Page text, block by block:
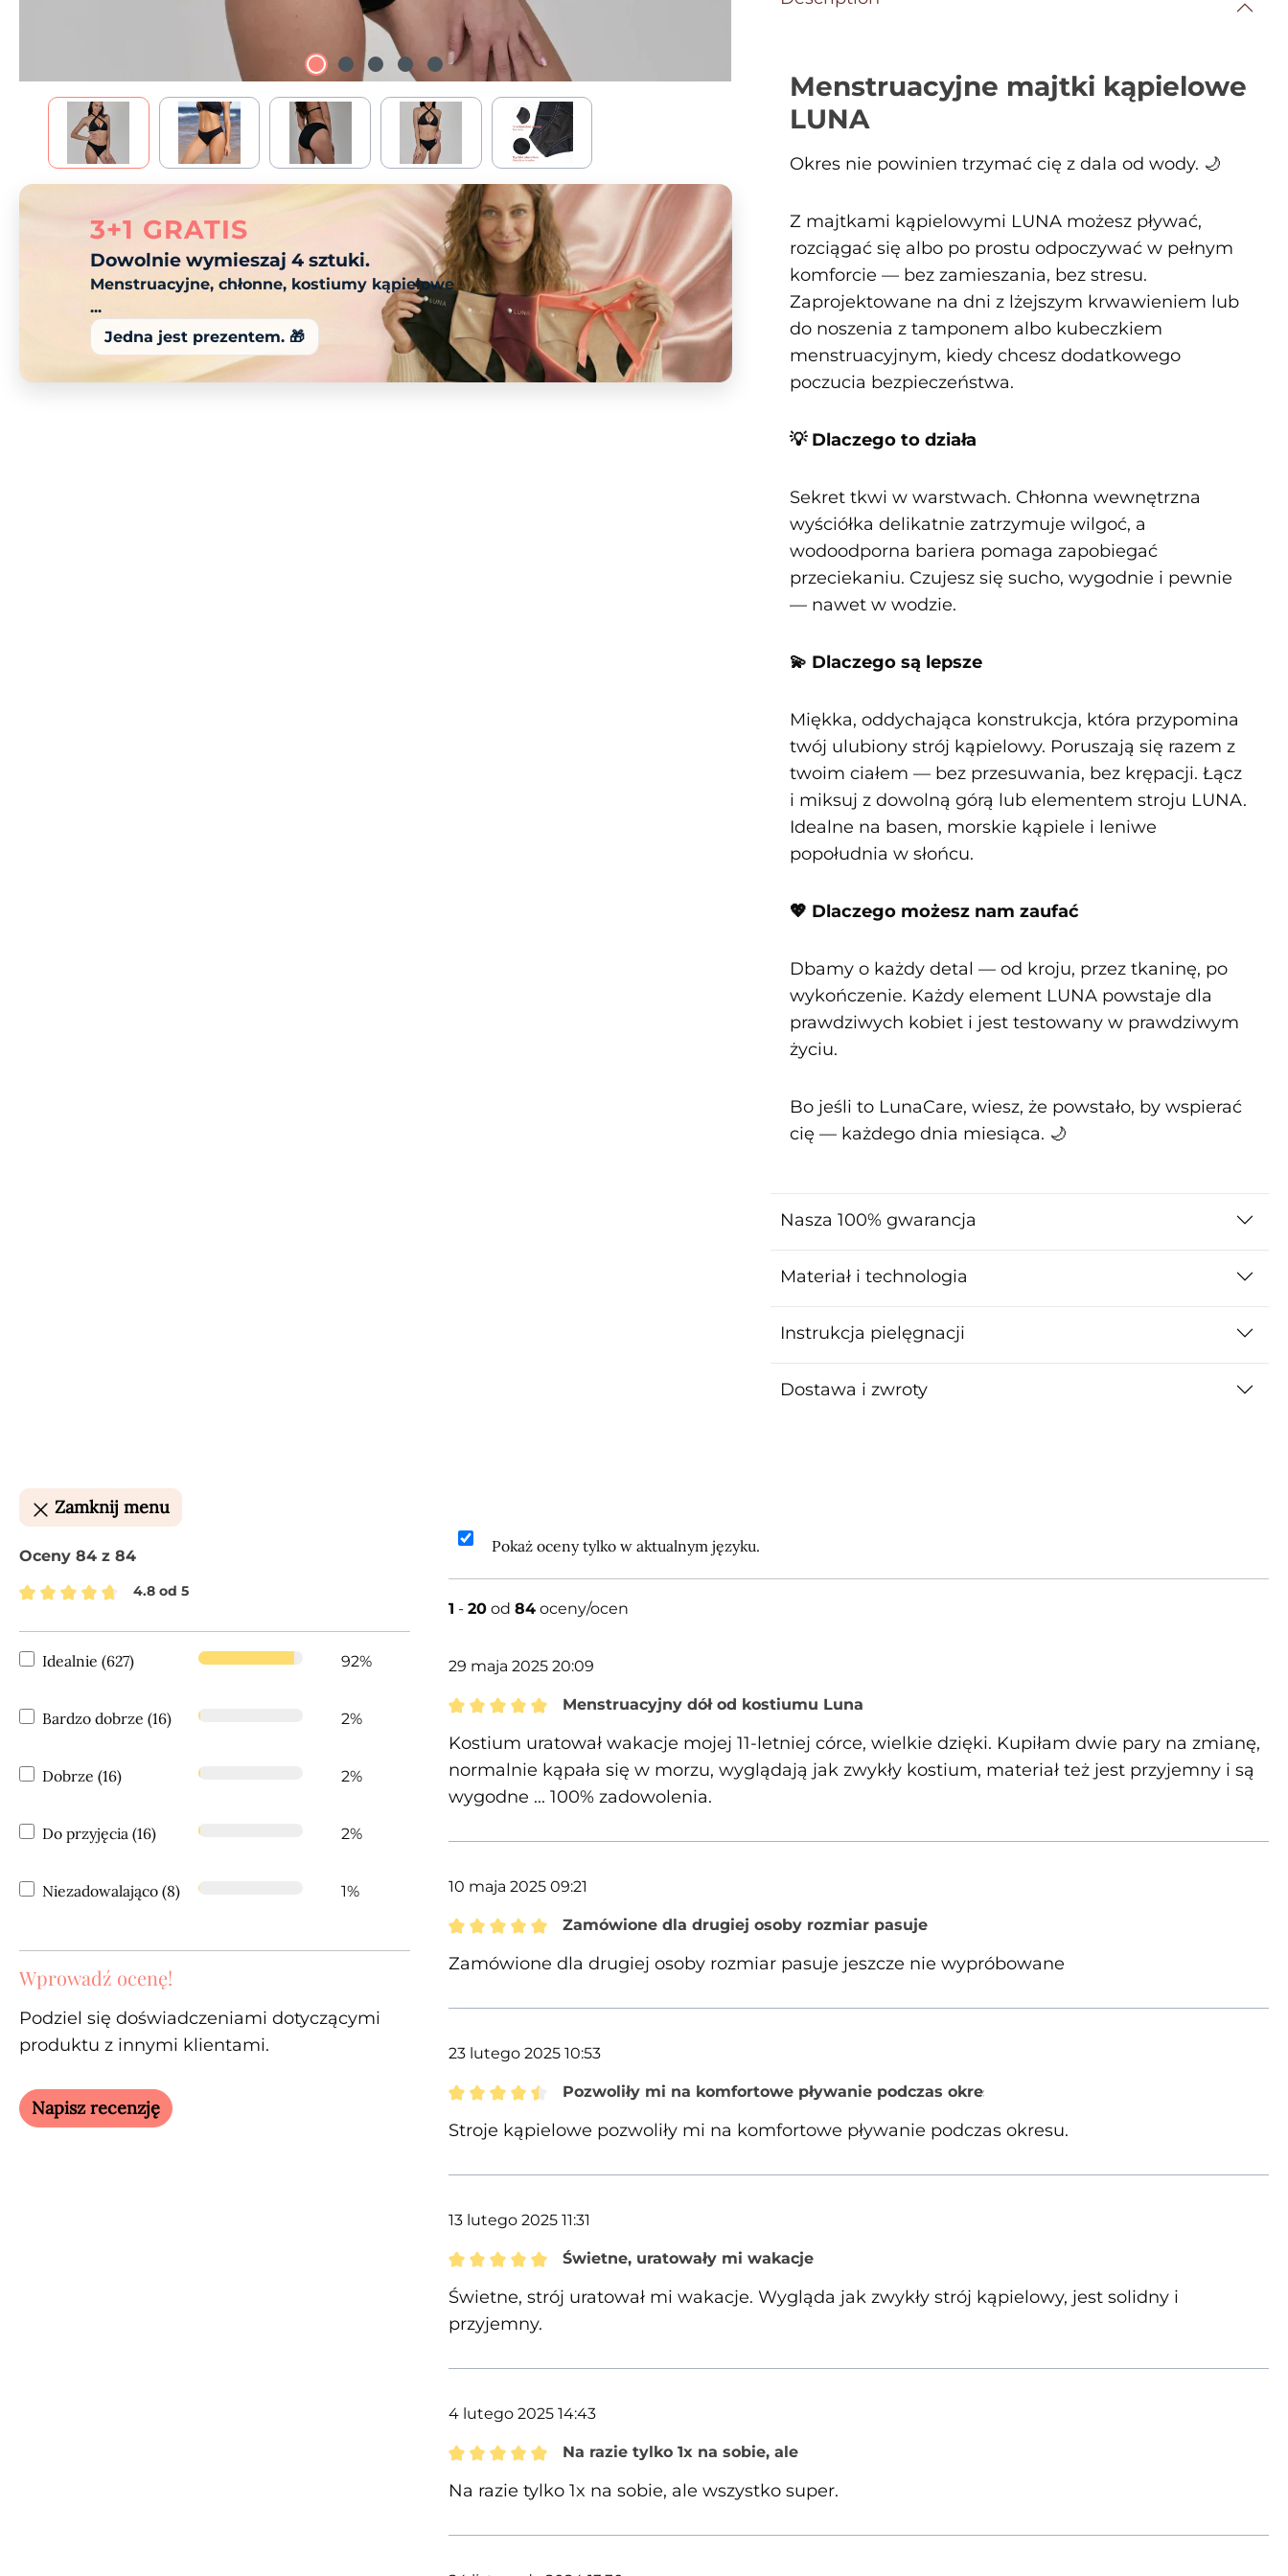
3+1 GRATIS
Dowolnie wymieszaj 4 sztuki.
Menstruacyjne, chłonne, kostiumy kąpielowe
...
Jedna jest prezentem. 🎁
Menstruacyjne majtki kąpielowe
LUNA
Okres nie powinien trzymać cię z dala od wody. 🌙
Z majtkami kąpielowymi LUNA możesz pływać,
rozciągać się albo po prostu odpoczywać w pełnym
komforcie — bez zamieszania, bez stresu.
Zaprojektowane na dni z lżejszym krwawieniem lub
do noszenia z tamponem albo kubeczkiem
menstruacyjnym, kiedy chcesz dodatkowego
poczucia bezpieczeństwa.
💡 Dlaczego to działa
Sekret tkwi w warstwach. Chłonna wewnętrzna
wyściółka delikatnie zatrzymuje wilgoć, a
wodoodporna bariera pomaga zapobiegać
przeciekaniu. Czujesz się sucho, wygodnie i pewnie
— nawet w wodzie.
💫 Dlaczego są lepsze
Miękka, oddychająca konstrukcja, która przypomina
twój ulubiony strój kąpielowy. Poruszają się razem z
twoim ciałem — bez przesuwania, bez krępacji. Łącz
i miksuj z dowolną górą lub elementem stroju LUNA.
Idealne na basen, morskie kąpiele i leniwe
popołudnia w słońcu.
💖 Dlaczego możesz nam zaufać
Dbamy o każdy detal — od kroju, przez tkaninę, po
wykończenie. Każdy element LUNA powstaje dla
prawdziwych kobiet i jest testowany w prawdziwym
życiu.
Bo jeśli to LunaCare, wiesz, że powstało, by wspierać
cię — każdego dnia miesiąca. 🌙
Nasza 100% gwarancja
Materiał i technologia
Instrukcja pielęgnacji
Dostawa i zwroty
Zamknij menu
Oceny 84 z 84
4.8 od 5
Idealnie (627) 92%
Bardzo dobrze (16) 2%
Dobrze (16) 2%
Do przyjęcia (16) 2%
Niezadowalająco (8) 1%
Wprowadź ocenę!
Podziel się doświadczeniami dotyczącymi
produktu z innymi klientami.
Napisz recenzję
Pokaż oceny tylko w aktualnym języku.
1 - 20 od 84 oceny/ocen
29 maja 2025 20:09
Recenzja z oceną 5 spośród 5 gwiazdek
Menstruacyjny dół od kostiumu Luna
Kostium uratował wakacje mojej 11-letniej córce, wielkie dzięki. Kupiłam dwie pary na zmianę,
normalnie kąpała się w morzu, wyglądają jak zwykły kostium, materiał też jest przyjemny i są
wygodne ... 100% zadowolenia.
10 maja 2025 09:21
Recenzja z oceną 5 spośród 5 gwiazdek
Zamówione dla drugiej osoby rozmiar pasuje
Zamówione dla drugiej osoby rozmiar pasuje jeszcze nie wypróbowane
23 lutego 2025 10:53
Recenzja z oceną 4.5 spośród 5 gwiazdek
Pozwoliły mi na komfortowe pływanie podczas okresu
Stroje kąpielowe pozwoliły mi na komfortowe pływanie podczas okresu.
13 lutego 2025 11:31
Recenzja z oceną 5 spośród 5 gwiazdek
Świetne, uratowały mi wakacje
Świetne, strój uratował mi wakacje. Wygląda jak zwykły strój kąpielowy, jest solidny i
przyjemny.
4 lutego 2025 14:43
Recenzja z oceną 5 spośród 5 gwiazdek
Na razie tylko 1x na sobie, ale
Na razie tylko 1x na sobie, ale wszystko super.